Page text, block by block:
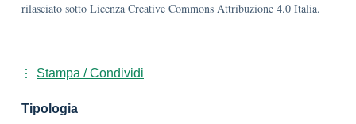
rilasciato sotto Licenza Creative Commons Attribuzione 4.0 Italia.
Stampa / Condividi
Tipologia